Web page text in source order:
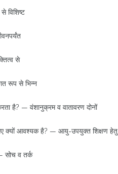
विशिष्ट
से
रूप से भिन्न
है? — वंशानुक्रम व वातावरण दोनों
क्यों आवश्यक है? — आयु-उपयुक्त शिक्षण हेतु
सोच व तर्क